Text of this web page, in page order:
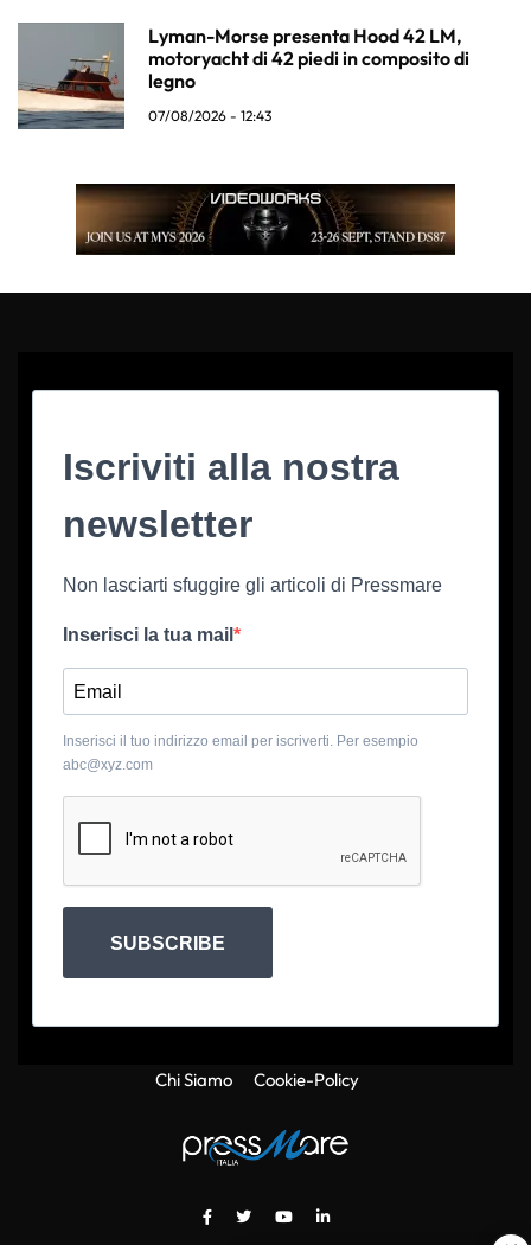
Lyman-Morse presenta Hood 42 LM,
motoryacht di 42 piedi in composito di
legno
07/08/2026 - 12:43
Iscriviti alla nostra
newsletter
Non lasciarti sfuggire gli articoli di Pressmare
Inserisci la tua mail
Inserisci il tuo indirizzo email per iscriverti. Per esempio
abc@xyz.com
SUBSCRIBE
Chi Siamo Cookie-Policy